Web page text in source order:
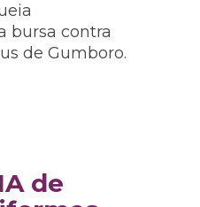
bursa contra
de Gumboro.
de